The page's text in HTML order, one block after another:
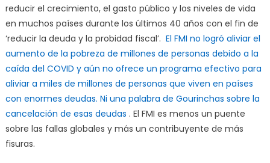
reducir el crecimiento, el gasto público y los niveles de vida
en muchos países durante los últimos 40 años con el fin de
‘reducir la deuda y la probidad fiscal’. El FMI no logró aliviar el
aumento de la pobreza de millones de personas debido a la
caída del COVID y aún no ofrece un programa efectivo para
aliviar a miles de millones de personas que viven en países
con enormes deudas. Ni una palabra de Gourinchas sobre la
cancelación de esas deudas . El FMI es menos un puente
sobre las fallas globales y más un contribuyente de más
fisuras.